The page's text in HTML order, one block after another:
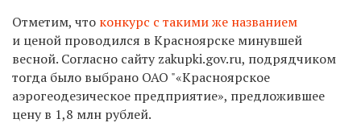
Отметим, что конкурс с такими же названием
и ценой проводился в Красноярске минувшей
весной. Согласно сайту zakupki.gov.ru, подрядчиком
тогда было выбрано ОАО "«Красноярское
аэрогеодезическое предприятие», предложившее
цену в 1,8 млн рублей.